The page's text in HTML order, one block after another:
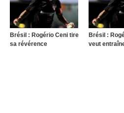
Brésil : Rogério Ceni tire
sa révérence
Brésil :
veut